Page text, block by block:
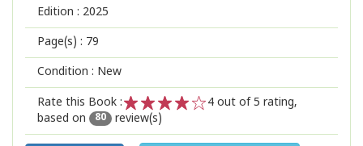
Edition : 2025
Page(s) : 79
Condition : New
Rate this Book :
3
2
1
4 out of 5 rating,
based on
80 review(s)